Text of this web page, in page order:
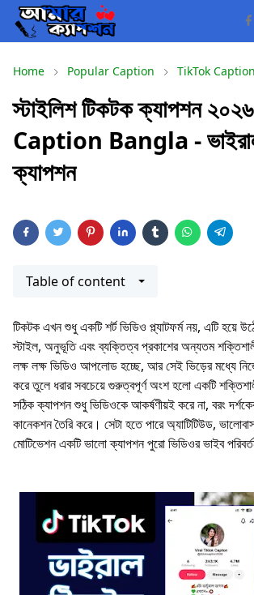
Home Popular Caption TikTok Caption
স্টাইলিশ টিকটক ক্যাপশন
Caption Bangla -
ক্যাপশন
Table of content
টিকটক এখন শুধু একটি শর্ট ভিডিও প্ল্যাটফর্ম নয়, এটি হয়ে
স্টাইল, অনুভূতি এবং ব্যক্তিত্ব প্রকাশের অন্যতম
লক্ষ লক্ষ ভিডিও আপলোড হচ্ছে, আর সেই ভিড়ের মধ্যে
করে তুলে ধরার সবচেয়ে গুরুত্বপূর্ণ অংশ হলো একটি
সঠিক ক্যাপশন শুধু ভিডিওকে আকর্ষণীয়ই করে না, বরং
কানেকশন তৈরি করে। সেটা হতে পারে অ্যাটিটিউড,
মোটিভেশন একটি ভালো ক্যাপশন পুরো ভিডিওর ভাইব